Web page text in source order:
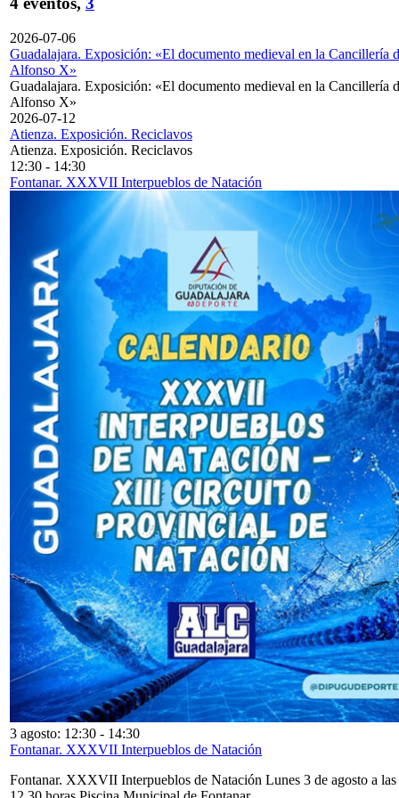
2026-07-06
Guadalajara. Exposición: «El documento medieval en la Cancillería
Alfonso X»
Guadalajara. Exposición: «El documento medieval en la Cancillería
Alfonso X»
2026-07-12
Atienza. Exposición. Reciclavos
Atienza. Exposición. Reciclavos
12:30 - 14:30
Fontanar. XXXVII Interpueblos de Natación
3 agosto: 12:30 - 14:30
Fontanar. XXXVII Interpueblos de Natación
Fontanar. XXXVII Interpueblos de Natación Lunes 3 de agosto a las